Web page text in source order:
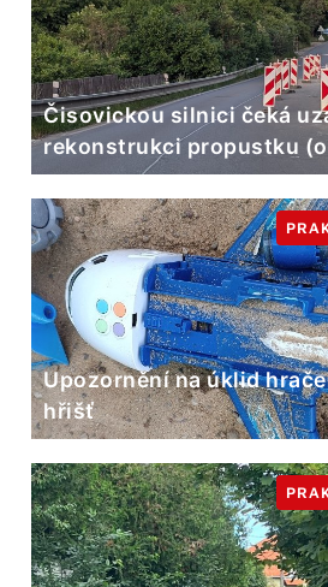
Čisovickou silnici čeká
rekonstrukci propustku
Upozornění na úklid
hřišť